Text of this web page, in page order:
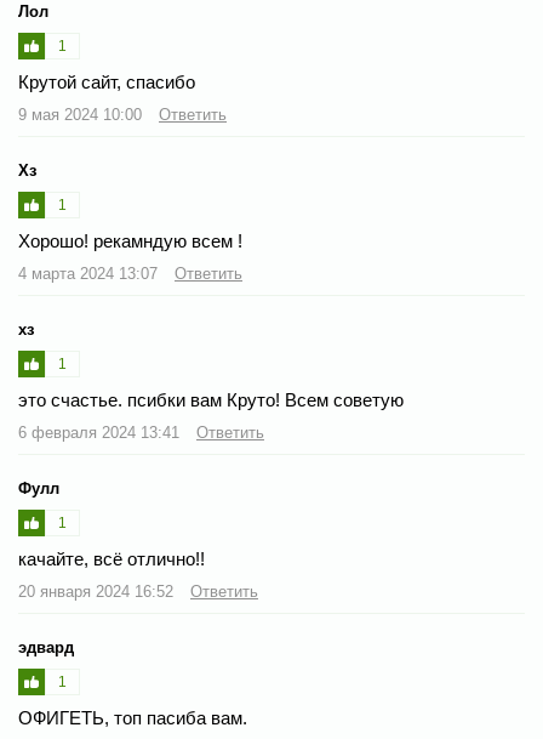
Лол
1
Крутой сайт, спасибо
9 мая 2024 10:00 Ответить
Хз
1
Хорошо! рекамндую всем !
4 марта 2024 13:07 Ответить
хз
1
это счастье. псибки вам Круто! Всем советую
6 февраля 2024 13:41 Ответить
Фулл
1
качайте, всё отлично!!
20 января 2024 16:52 Ответить
эдвард
1
ОФИГЕТЬ, топ пасиба вам.